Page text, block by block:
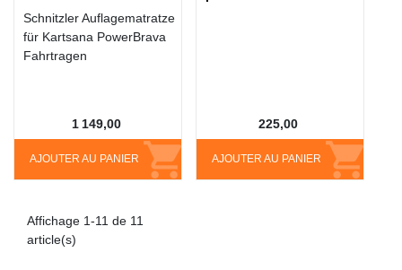
Schnitzler Auflagematratze
für Kartsana PowerBrava
Fahrtragen
AJOUTER AU PANIER
1 149,00
AJOUTER AU PANIER
225,00
Affichage 1-11 de 11
article(s)